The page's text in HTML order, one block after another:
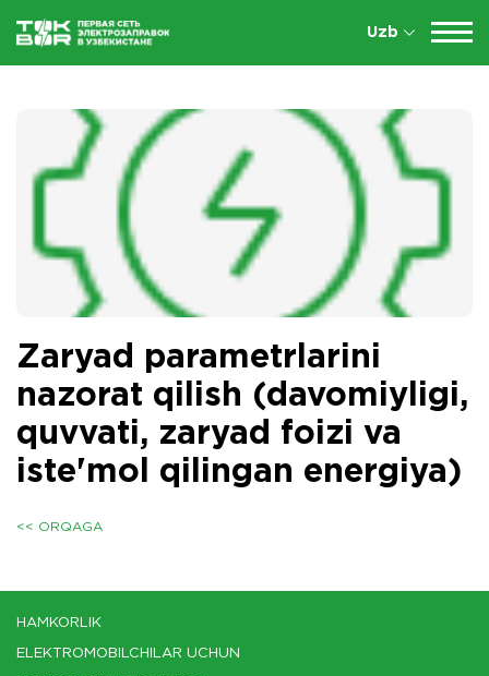
Uzb
Zaryad parametrlarini
nazorat qilish (davomiyligi,
quvvati, zaryad foizi va
iste'mol qilingan energiya)
<< ORQAGA
HAMKORLIK
ELEKTROMOBILCHILAR UCHUN